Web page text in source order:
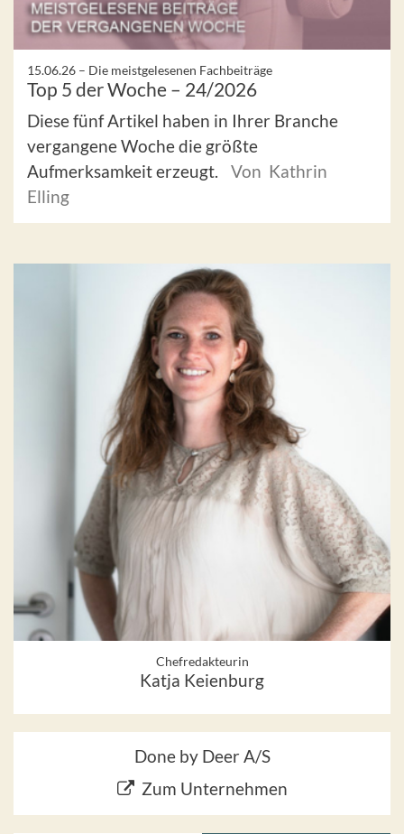
15.06.26 – Die meistgelesenen Fachbeiträge
Top 5 der Woche – 24/2026
Diese fünf Artikel haben in Ihrer Branche
vergangene Woche die größte
Aufmerksamkeit erzeugt.
Von Kathrin
Elling
Chefredakteurin
Katja Keienburg
Done by Deer A/S
Zum Unternehmen